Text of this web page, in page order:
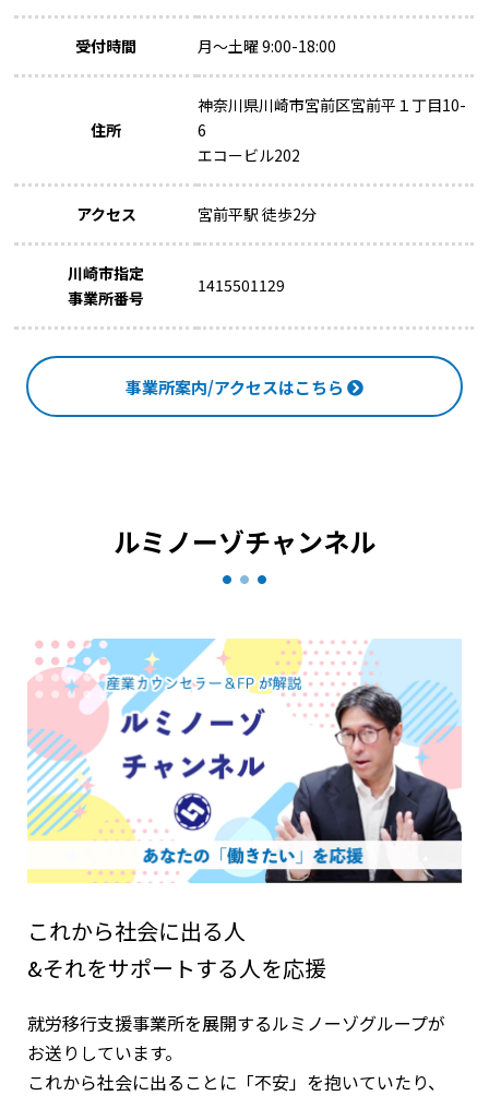
受付時間 月～土曜 9:00-18:00
住所
神奈川県川崎市宮前区宮前平１丁目10-
6
エコービル202
アクセス 宮前平駅 徒歩2分
川崎市指定
事業所番号
1415501129
事業所案内/アクセスはこちら
ルミノーゾチャンネル
これから社会に出る人
&それをサポートする人を応援
就労移行支援事業所を展開するルミノーゾグループが
お送りしています。
これから社会に出ることに「不安」を抱いていたり、